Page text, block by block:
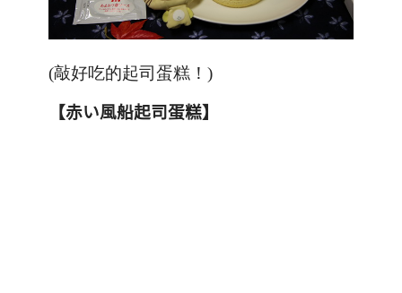
(敲好吃的起司蛋糕！)
【赤い風船起司蛋糕】